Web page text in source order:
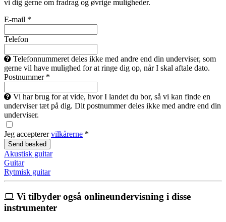
vi dig gerne om fradrag og øvrige muligheder.
E-mail *
Telefon
Telefonnummeret deles ikke med andre end din underviser, som
gerne vil have mulighed for at ringe dig op, når I skal aftale dato.
Postnummer *
Vi har brug for at vide, hvor I landet du bor, så vi kan finde en
underviser tæt på dig. Dit postnummer deles ikke med andre end din
underviser.
Jeg accepterervilkårerne *
Akustisk guitar
Guitar
Rytmisk guitar
Vi tilbyder også onlineundervisning i disse
instrumenter